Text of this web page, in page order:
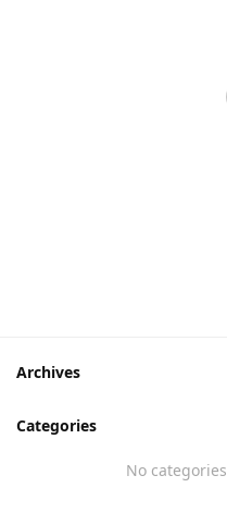
Archives
Categories
No categories